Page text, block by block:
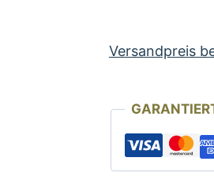
Hunde
grau
gestreift
HU
Versandpreis